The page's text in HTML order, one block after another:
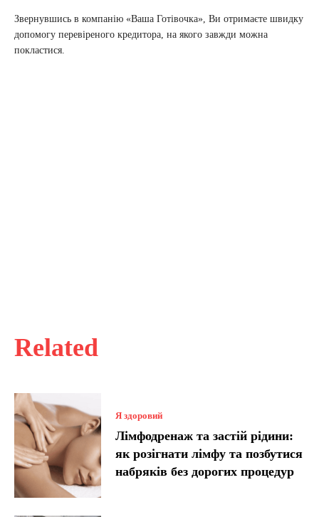
Related
Я здоровий
Лімфодренаж та застій рідини:
як розігнати лімфу та позбутися
набряків без дорогих процедур
Звернувшись в компанію «Ваша Готівочка», Ви отримаєте швидку
допомогу перевіреного кредитора, на якого завжди можна
покластися.